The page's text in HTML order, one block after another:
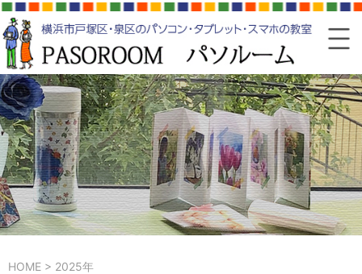
HOME > 2025年